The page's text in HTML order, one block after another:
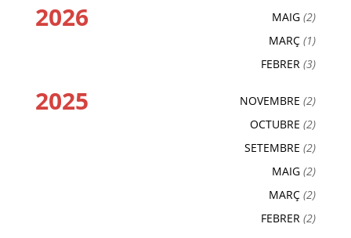
2026 MAIG (2)
MARÇ (1)
FEBRER (3)
2025 NOVEMBRE (2)
OCTUBRE (2)
SETEMBRE (2)
MAIG (2)
MARÇ (2)
FEBRER (2)